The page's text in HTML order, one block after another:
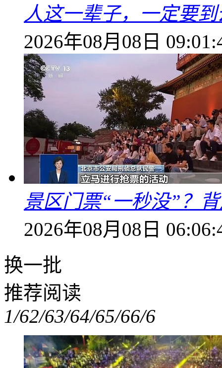
人这一辈子，一定要
2026年08月08日
景区门票“一秒没”？
2026年08月08日
换一批
推荐阅读
1/62/63/64/65/66/6